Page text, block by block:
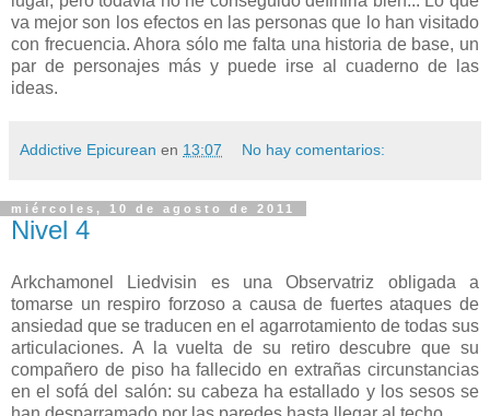
va mejor son los efectos en las personas que lo han visitado
con frecuencia. Ahora sólo me falta una historia de base, un
par de personajes más y puede irse al cuaderno de las
ideas.
Addictive Epicurean en 13:07 No hay comentarios:
miércoles, 10 de agosto de 2011
Nivel 4
Arkchamonel Liedvisin es una Observatriz obligada a
tomarse un respiro forzoso a causa de fuertes ataques de
ansiedad que se traducen en el agarrotamiento de todas sus
articulaciones. A la vuelta de su retiro descubre que su
compañero de piso ha fallecido en extrañas circunstancias
en el sofá del salón: su cabeza ha estallado y los sesos se